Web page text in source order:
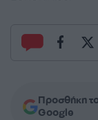
Προσθήκη
Google